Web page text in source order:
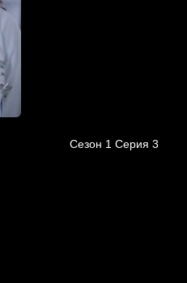
Сезон 1 Серия 3